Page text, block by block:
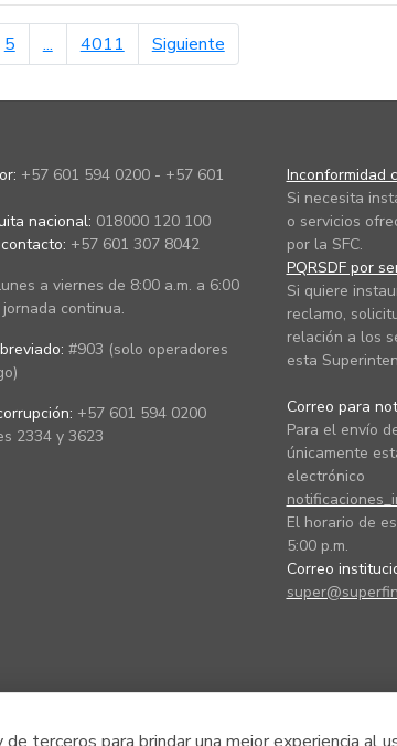
5 ... 4011 Siguientepágina siguiente
+57 601 594 0200 - +57 601
nacional: 018000 120 100
+57 601 307 8042
a viernes de 8:00 a.m. a 6:00
jornada continua.
#903 (solo operadores
+57 601 594 0200
2334 y 3623
Inconformidad
Si necesita
o servicios
por la SFC.
PQRSDF por
Si quiere
reclamo,
relación a los
esta
Correo para
Para el envío
únicamente
electrónico
El horario de
5:00 p.m.
Correo